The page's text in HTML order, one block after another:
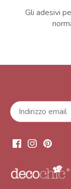
Gli adesivi